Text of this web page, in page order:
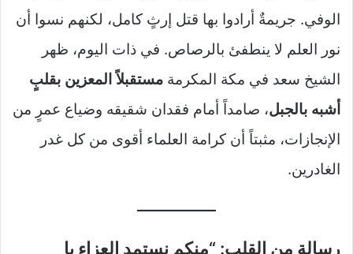
الوفي. جريمةٌ أرادوا بها قتل إرثٍ كامل، لكنهم نسوا أن
نور العلم لا ينطفئ بالرصاص. في ذات اليوم، ظهر
الشيخ سعد في مكة المكرمة مستقبلاً المعزين بقلبٍ
أشبه بالجبل، صامداً أمام فقدان شقيقه وضياع عمرٍ من
الإنجازات، مثبتاً أن كرامة العلماء أقوى من كل غدر
الغادرين.
رسالة من القلب: “منكم نستمد العزاء يا